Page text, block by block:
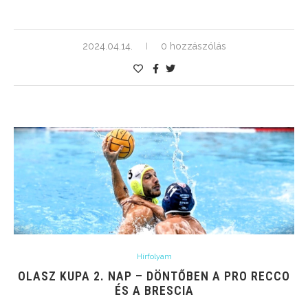
2024.04.14. 0 hozzászólás
Hírfolyam
OLASZ KUPA 2. NAP – DÖNTŐBEN A PRO RECCO
ÉS A BRESCIA